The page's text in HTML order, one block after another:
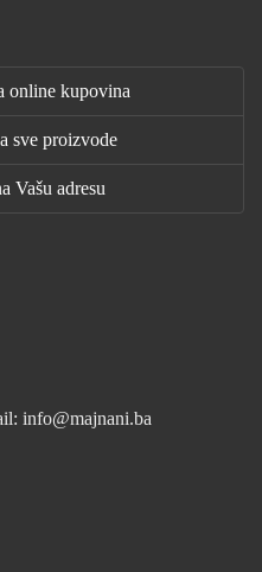
online kupovina
sve proizvode
Vašu adresu
info@majnani.ba